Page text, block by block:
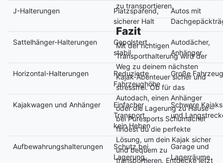
J-Halterungen
Platzsparend,
sicherer Halt
Autos mit
Sattelhänger-Halterungen
Gepolstert,
stabil
Autodächer,
Anhänger
Horizontal-Halterungen
Reduzierte
Fahrzeughöhe
Große
Kajakwagen und Anhänger
Einfacher
Transport,
kein Heben
Schwere Kajaks
und
Aufbewahrungshalterungen
Schutz bei
Lagerung,
Garage und
Lagerräume
zu transportieren.
Fazit
Mit der richtigen
Transporthalterung wird der
Weg zu deinem nächsten
Kajak-Abenteuer sicher und
stressfrei. Ob für das
Autodach, einen Anhänger
oder die Lagerung zu Hause –
bei Puresports Schumacher
findest du die perfekte
Lösung, um dein Kajak sicher
und bequem zu
transportieren. Entdecke jetzt